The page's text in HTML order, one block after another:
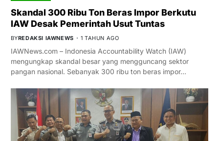
Skandal 300 Ribu Ton Beras Impor Berkutu
IAW Desak Pemerintah Usut Tuntas
BYREDAKSI IAWNEWS 1 TAHUN AGO
IAWNews.com – Indonesia Accountability Watch (IAW)
mengungkap skandal besar yang mengguncang sektor
pangan nasional. Sebanyak 300 ribu ton beras impor…